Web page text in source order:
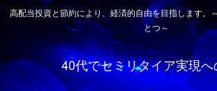
高配当投資と節約により、経済的自由を目指します
とつ～
40代でセミリタイア実現へ